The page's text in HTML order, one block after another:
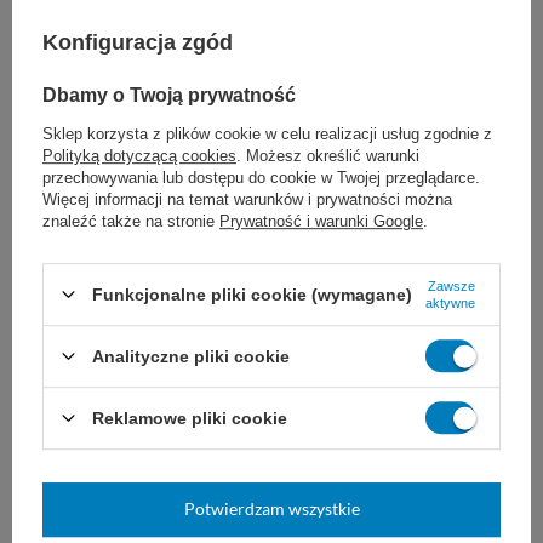
chirurgia sercowo-naczyniowa
neurochirurgia
chirurgia okulistyczna
Dobór nici JOST zależy od ogólnego stanu
pacjenta, wielkości uszkodzonej tkanki i rany,
a także od wybranej techniki i doświadczenia
chirurga.Nie są znane żadne
poliamidowych JOST.
Konfiguracja zgód
Dbamy o Twoją prywatność
Sklep korzysta z plików cookie w celu realizacji usług zgodnie z
Polityką dotyczącą cookies . Możesz określić warunki
przechowywania lub dostępu do cookie w Twojej przeglądarce.
Więcej informacji na temat warunków i prywatności można
znaleźć także na stronie Prywatność i warunki Google
Funkcjonalne pliki cookie (wymagane)
Zawsze
aktywne
Analityczne pliki cookie
Reklamowe pliki cookie
Potwierdzam wszystkie